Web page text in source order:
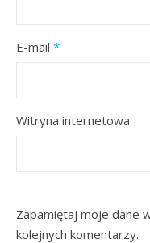
E-mail *
Witryna internetowa
Zapamiętaj moje dane
kolejnych komentarzy.